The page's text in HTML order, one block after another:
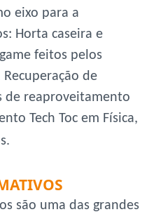
eixo para a
Horta caseira e
feitos pelos
de
de reaproveitamento
Tech Toc em Física,
são uma das grandes